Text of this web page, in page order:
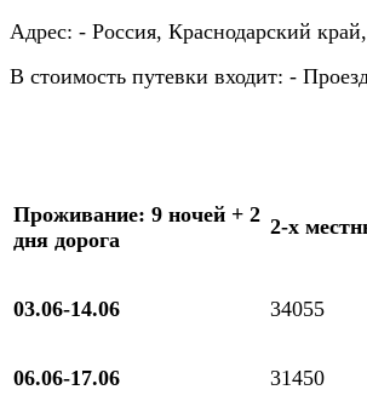
Адрес: - Россия, Краснодарский
В стоимость путевки входит: -
Проживание: 9 ночей + 2
дня дорога
2-х
03.06-14.06 34055
06.06-17.06 31450